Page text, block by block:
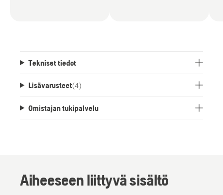
Tekniset tiedot
Lisävarusteet(4)
Omistajan tukipalvelu
Aiheeseen liittyvä sisältö